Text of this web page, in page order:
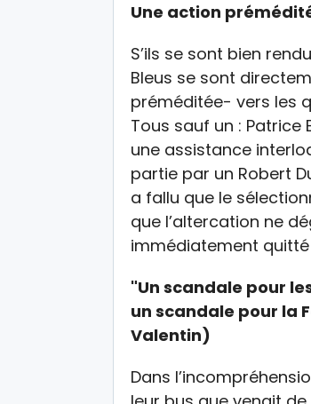
Une action
S’ils se sont bien
Bleus se sont
préméditée- vers les
Tous sauf un : Patrice
une assistance
partie par un Robert
a fallu que le
que l’altercation ne
immédiatement
"Un scandale pour
un scandale pour la
Valentin)
Dans